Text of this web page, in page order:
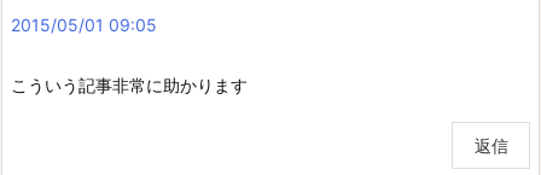
2015/05/01 09:05
こういう記事非常に助かります
返信